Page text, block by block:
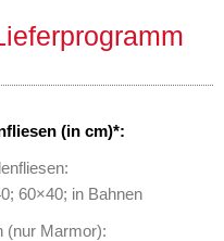
(in cm)*:
60×40; in Bahnen
(nur Marmor):